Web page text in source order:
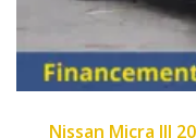
Pack